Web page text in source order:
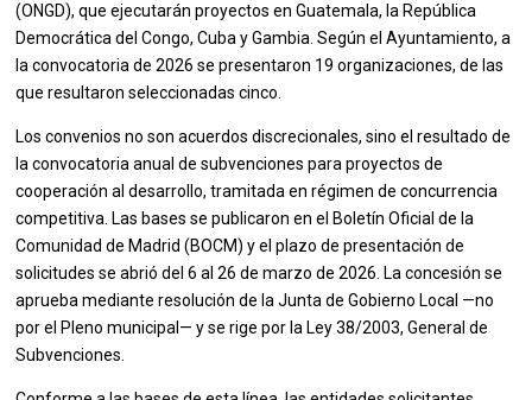
(ONGD), que ejecutarán proyectos en Guatemala, la República
Democrática del Congo, Cuba y Gambia. Según el Ayuntamiento, a
la convocatoria de 2026 se presentaron 19 organizaciones, de las
que resultaron seleccionadas cinco.
Los convenios no son acuerdos discrecionales, sino el resultado de
la convocatoria anual de subvenciones para proyectos de
cooperación al desarrollo, tramitada en régimen de concurrencia
competitiva. Las bases se publicaron en el Boletín Oficial de la
Comunidad de Madrid (BOCM) y el plazo de presentación de
solicitudes se abrió del 6 al 26 de marzo de 2026. La concesión se
aprueba mediante resolución de la Junta de Gobierno Local —no
por el Pleno municipal— y se rige por la Ley 38/2003, General de
Subvenciones.